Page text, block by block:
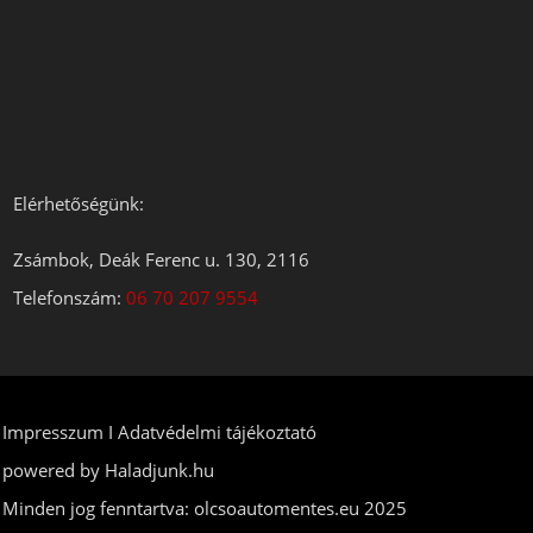
Elérhetőségünk:
Zsámbok, Deák Ferenc u. 130, 2116
Telefonszám:06 70 207 9554
Impresszum I Adatvédelmi tájékoztató
powered by Haladjunk.hu
Minden jog fenntartva: olcsoautomentes.eu 2025